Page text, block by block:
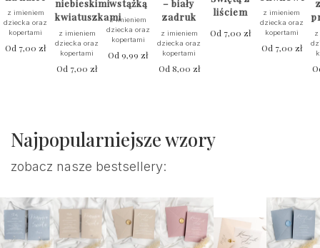
z imieniem
dziecka oraz
kopertami
Od 7,00zł
niebieskimi
kwiatuszkami
z imieniem
dziecka oraz
kopertami
Od 7,00 zł
wstążką
z imieniem
dziecka oraz
kopertami
Od9,99zł
– biały
zadruk
z imieniem
dziecka oraz
kopertami
Od 8,00 zł
liściem
Od 7,00zł
z imieniem
dziecka oraz
kopertami
Od 7,00 zł
z
Najpopularniejsze wzory
zobacz nasze bestsellery: